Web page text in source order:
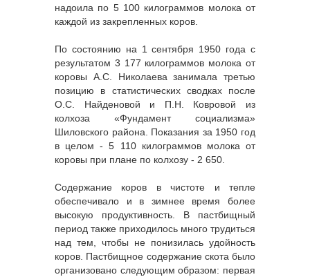
надоила по 5 100 килограммов молока от
каждой из закрепленных коров.
По состоянию на 1 сентября 1950 года с
результатом 3 177 килограммов молока от
коровы А.С. Николаева занимала третью
позицию в статистических сводках после
О.С. Найденовой и П.Н. Ковровой из
колхоза «Фундамент социализма»
Шиловского района. Показания за 1950 год
в целом - 5 110 килограммов молока от
коровы при плане по колхозу - 2 650.
Содержание коров в чистоте и тепле
обеспечивало и в зимнее время более
высокую продуктивность. В пастбищный
период также приходилось много трудиться
над тем, чтобы не понизилась удойность
коров. Пастбищное содержание скота было
организовано следующим образом: первая